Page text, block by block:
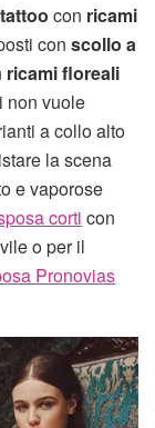
con ricami
con scollo a
ricami floreali
non vuole
a collo alto
la scena
e vaporose
corti con
o per il
Pronovias